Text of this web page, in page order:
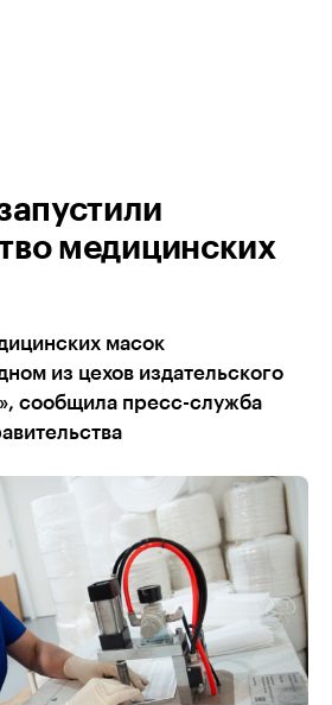
медицинских
масок
из цехов издательского
сообщила пресс-служба